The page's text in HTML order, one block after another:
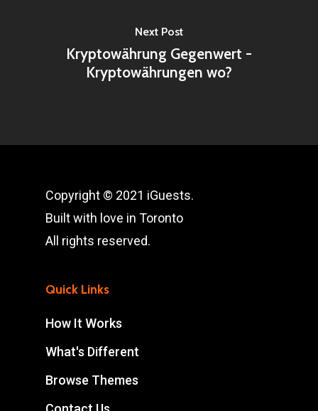
Next Post
Kryptowährung Gegenwert -
Kryptowährungen wo?
Copyright © 2021 iGuests.
Built with love in Toronto
All rights reserved.
Quick Links
How It Works
What's Different
Browse Themes